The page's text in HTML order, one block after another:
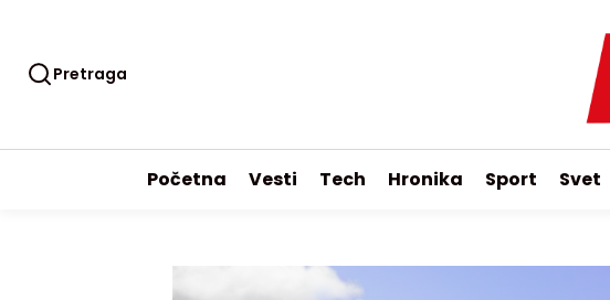
Pretraga
Početna Vesti Tech Hronika Sport Svet